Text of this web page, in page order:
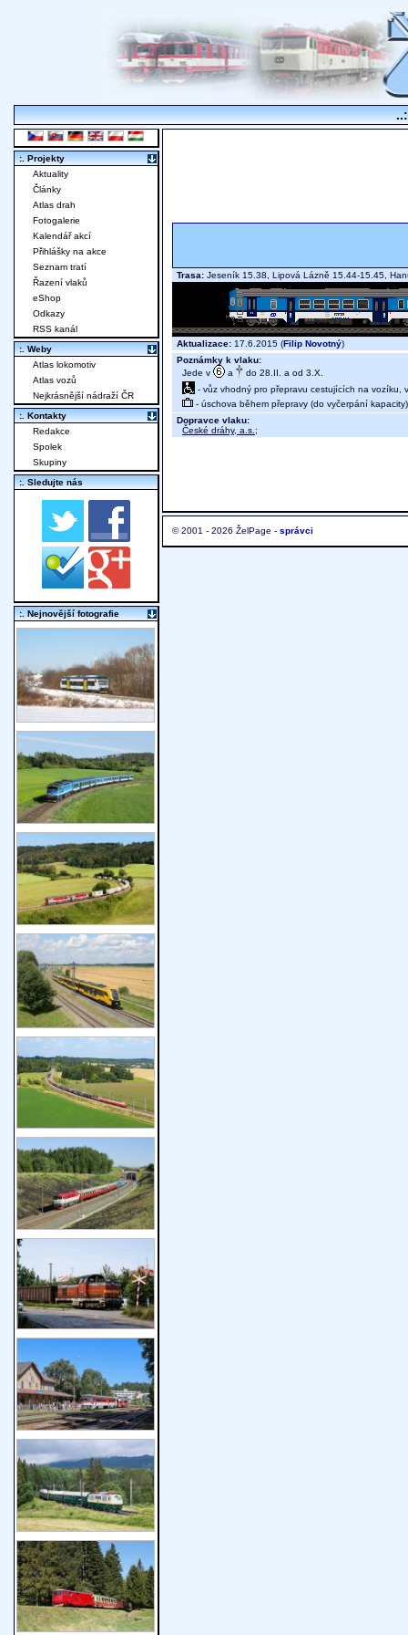
Trasa: Jeseník 15.38, Lipová Lázně 15.44-15.45,
Aktualizace: 17.6.2015 (Filip Novotný)
Poznámky k vlaku:
Jede v
a
do 28.II. a od 3.X.
- vůz vhodný pro přepravu cestujících na vozíku,
- úschova během přepravy (do vyčerpání kapacity)
Dopravce vlaku:
České dráhy, a.s. ;
© 2001 - 2026 ŽelPage - správci
:. Projekty
Aktuality
Články
Atlas drah
Fotogalerie
Kalendář akcí
Přihlášky na akce
Seznam tratí
Řazení vlaků
eShop
Odkazy
RSS kanál
:. Weby
Atlas lokomotiv
Atlas vozů
Nejkrásnější nádraží ČR
:. Kontakty
Redakce
Spolek
Skupiny
:. Sledujte nás
:. Nejnovější fotografie